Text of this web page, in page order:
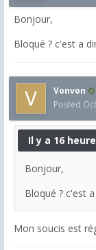
Bonjour,
Bloqué ? c'est a
Vonvon
Posted
Il y a 16
Bonjour,
Bloqué ? c'est
Mon soucis est